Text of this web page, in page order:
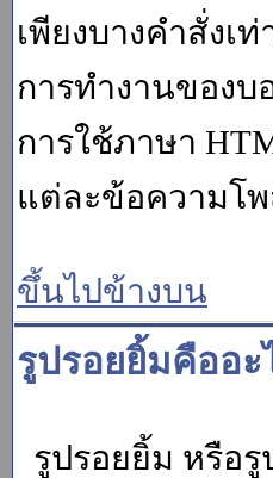
เพียงบางคำสั่งเ
การทำงานของ
การใช้ภาษา
แต่ละข้อความโ
ขึ้นไปข้างบน
รูปรอยยิ้มคืออะ
รูปรอยยิ้ม หรือ